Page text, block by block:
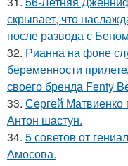
скрывает, что
после развода с
32. Рианна на фоне
беременности
своего бренда Fenty
33. Сергей Матвиенко
Антон шастун.
34. 5 советов от
Амосова.